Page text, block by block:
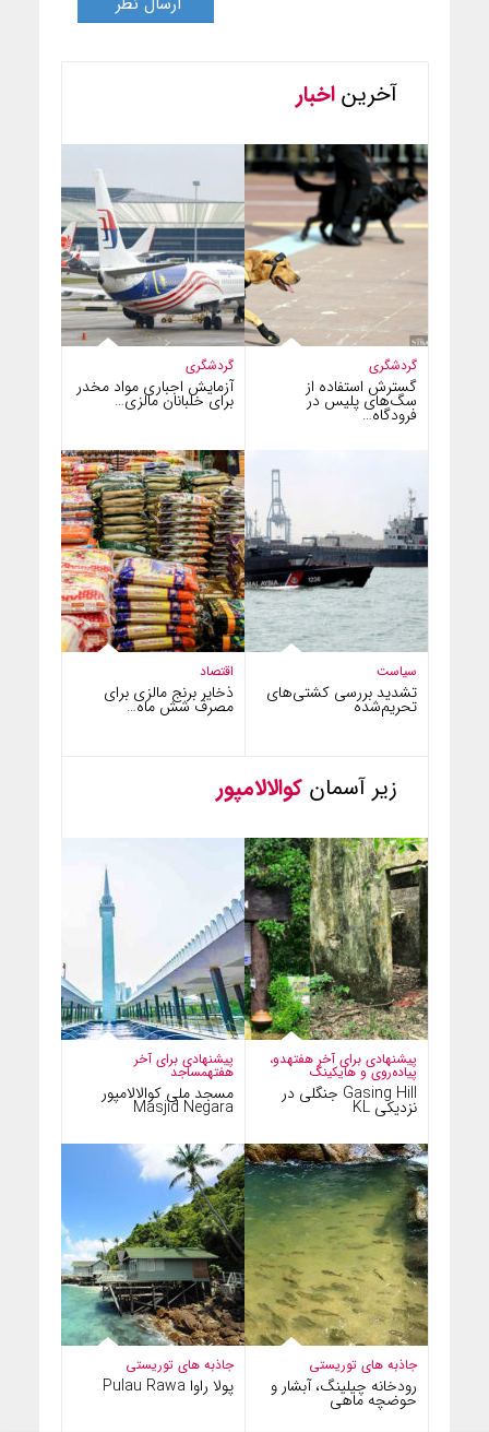
آخریناخبار
گردشگری
آزمایش اجباری مواد مخدر
برای خلبانان مالزی…
گردشگری
گسترش استفاده از
سگ‌های پلیس در
فرودگاه…
اقتصاد
ذخایر برنج مالزی برای
مصرف شش ماه…
سیاست
تشدید بررسی کشتی‌های
تحریم‌شده
زیر آسمان کوالالامپور
پیشنهادی برای آخر
هفتهمساجد
مسجد ملی کوالالامپور
Masjid Negara
پیشنهادی برای آخر هفتهدو،
پیاده‌روی و هایکینگ
Gasing Hill جنگلی در
نزدیکی KL
جاذبه های توریستی
پولا راوا Pulau Rawa
جاذبه های توریستی
رودخانه چیلینگ، آبشار و
حوضچه ماهی